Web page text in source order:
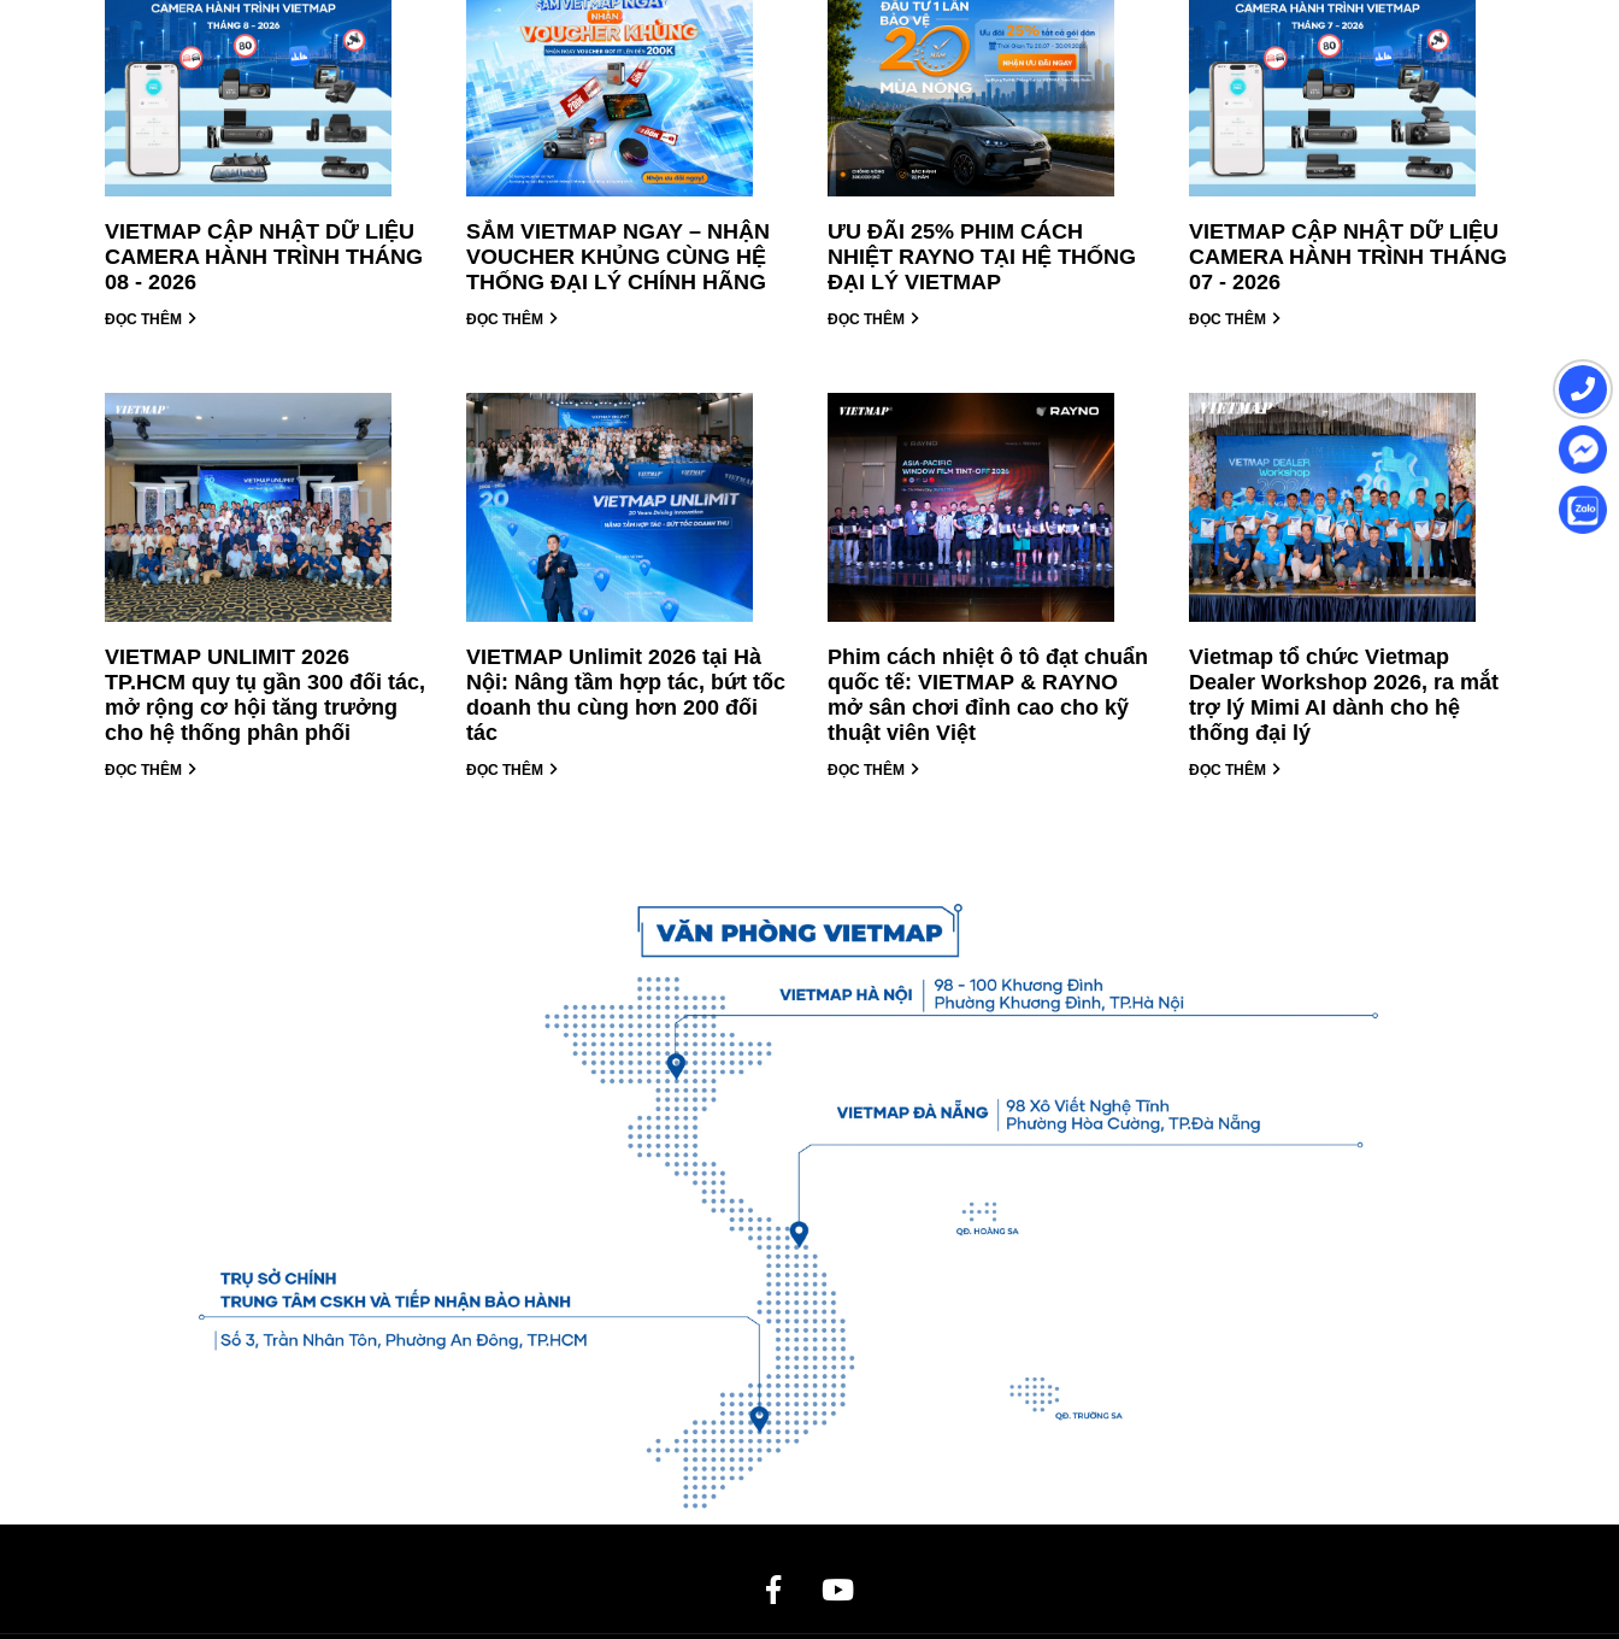
VIETMAP CẬP NHẬT DỮ LIỆU
CAMERA HÀNH TRÌNH THÁNG
08 - 2026
ĐỌC THÊM
SẮM VIETMAP NGAY – NHẬN
VOUCHER KHỦNG CÙNG HỆ
THỐNG ĐẠI LÝ CHÍNH HÃNG
ĐỌC THÊM
ƯU ĐÃI 25% PHIM CÁCH
NHIỆT RAYNO TẠI HỆ THỐNG
ĐẠI LÝ VIETMAP
ĐỌC THÊM
VIETMAP CẬP NHẬT DỮ LIỆU
CAMERA HÀNH TRÌNH THÁNG
07 - 2026
ĐỌC THÊM
VIETMAP UNLIMIT 2026
TP.HCM quy tụ gần 300 đối tác,
mở rộng cơ hội tăng trưởng
cho hệ thống phân phối
ĐỌC THÊM
VIETMAP Unlimit 2026 tại Hà
Nội: Nâng tầm hợp tác, bứt tốc
doanh thu cùng hơn 200 đối
tác
ĐỌC THÊM
Phim cách nhiệt ô tô đạt chuẩn
quốc tế: VIETMAP & RAYNO
mở sân chơi đỉnh cao cho kỹ
thuật viên Việt
ĐỌC THÊM
Vietmap tổ chức Vietmap
Dealer Workshop 2026, ra mắt
trợ lý Mimi AI dành cho hệ
thống đại lý
ĐỌC THÊM